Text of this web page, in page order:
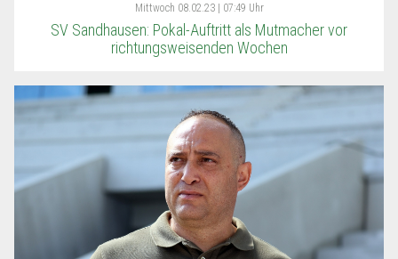
Mittwoch 08.02.23 | 07:49 Uhr
SV Sandhausen: Pokal-Auftritt als Mutmacher vor
richtungsweisenden Wochen